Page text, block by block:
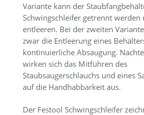
Variante kann der
Schwingschleifer getrennt werden
entleeren. Bei der zweiten
zwar die Entleerung eines
kontinuierliche Absaugung.
wirken sich das Mitführen des
Staubsaugerschlauchs und eines
auf die Handhabbarkeit aus.
Der Festool Schwingschleifer